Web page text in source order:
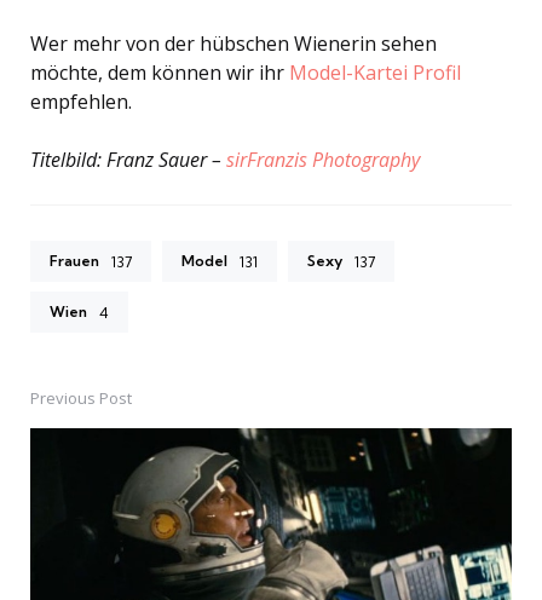
Wer mehr von der hübschen Wienerin sehen
möchte, dem können wir ihr Model-Kartei Profil
empfehlen.
Titelbild: Franz Sauer – sirFranzis Photography
Frauen 137 Model 131 Sexy 137
Wien 4
Post
navigation
Previous Post